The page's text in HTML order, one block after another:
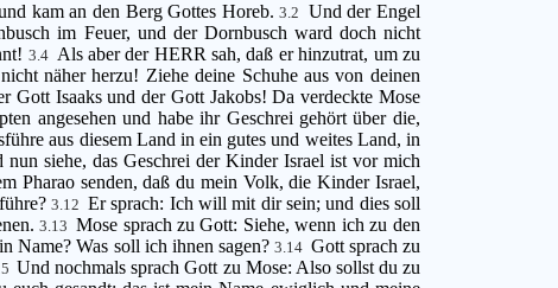
kam an den Berg Gottes Horeb.3.2 Und der Engel
im Feuer, und der Dornbusch ward doch nicht
3.4 Als aber der HERR sah, daß er hinzutrat, um zu
näher herzu! Ziehe deine Schuhe aus von deinen
Gott Isaaks und der Gott Jakobs! Da verdeckte Mose
angesehen und habe ihr Geschrei gehört über die,
aus diesem Land in ein gutes und weites Land, in
nun siehe, das Geschrei der Kinder Israel ist vor mich
Pharao senden, daß du mein Volk, die Kinder Israel,
3.12 Er sprach: Ich will mit dir sein; und dies soll
3.13 Mose sprach zu Gott: Siehe, wenn ich zu den
Name? Was soll ich ihnen sagen?3.14 Gott sprach zu
Und nochmals sprach Gott zu Mose: Also sollst du zu